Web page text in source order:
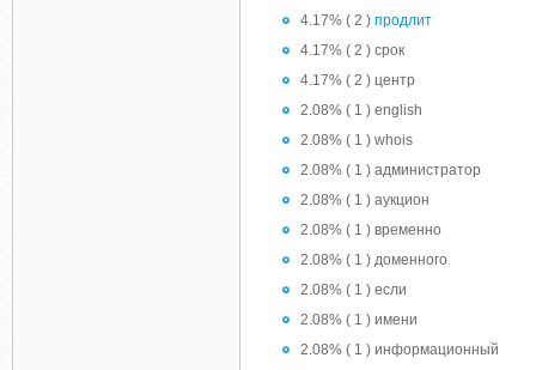
4.17% ( 2 ) продлит
4.17% ( 2 ) срок
4.17% ( 2 ) центр
2.08% ( 1 ) english
2.08% ( 1 ) whois
2.08% ( 1 ) администратор
2.08% ( 1 ) аукцион
2.08% ( 1 ) временно
2.08% ( 1 ) доменного
2.08% ( 1 ) если
2.08% ( 1 ) имени
2.08% ( 1 ) информационный